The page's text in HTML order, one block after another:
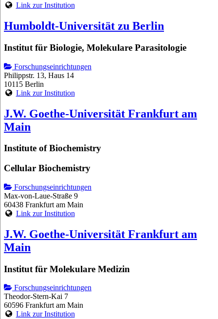
Link zur Institution
Humboldt-Universität zu Berlin
Institut für Biologie, Molekulare Parasitologie
Forschungseinrichtungen
Philippstr. 13, Haus 14
10115 Berlin
Link zur Institution
J.W. Goethe-Universität Frankfurt am
Main
Institute of Biochemistry
Cellular Biochemistry
Forschungseinrichtungen
Max-von-Laue-Straße 9
60438 Frankfurt am Main
Link zur Institution
J.W. Goethe-Universität Frankfurt am
Main
Institut für Molekulare Medizin
Forschungseinrichtungen
Theodor-Stern-Kai 7
60596 Frankfurt am Main
Link zur Institution